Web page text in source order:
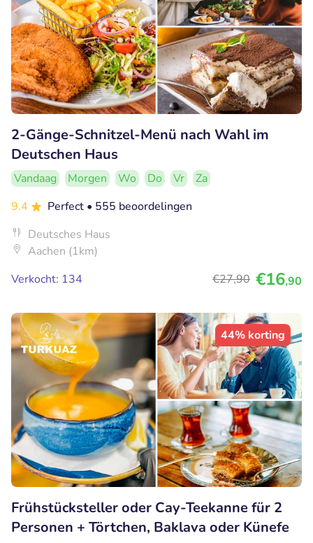
2-Gänge-Schnitzel-Menü nach Wahl im
Deutschen Haus
Vandaag Morgen Wo Do Vr
Za
9.4
Perfect • 555 beoordelingen
Deutsches Haus
Aachen (1km)
Verkocht: 134
€27,90 €16,90
44% korting
Frühstücksteller oder Cay-Teekanne für 2
Personen + Törtchen, Baklava oder Künefe